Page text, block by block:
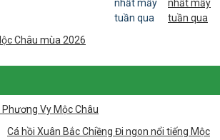
nhất mấy
tuần qua
Châu mùa 2026
Phương Vy Mộc Châu
Cá hồi Xuân Bắc Chiềng Đi ngon nổi tiếng Mộc